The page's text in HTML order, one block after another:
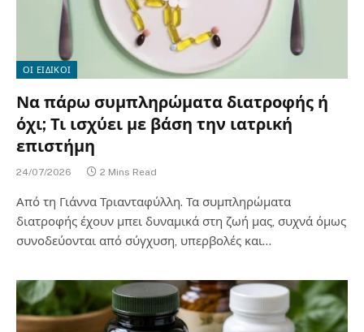
ΟΙ ΕΙΔΙΚΟΙ
Να πάρω συμπληρώματα διατροφής ή
όχι; Τι ισχύει με βάση την ιατρική
επιστήμη
24/07/2026 2 Mins Read
Από τη Γιάννα Τριανταφύλλη. Τα συμπληρώματα
διατροφής έχουν μπει δυναμικά στη ζωή μας, συχνά όμως
συνοδεύονται από σύγχυση, υπερβολές και…